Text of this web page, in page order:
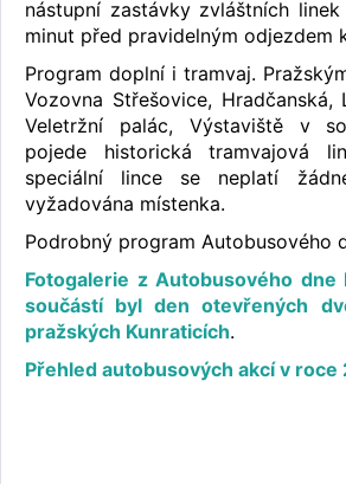
nástupní zastávky zvláštních
minut před pravidelným odjezdem
Program doplní i tramvaj.
Vozovna Střešovice, Hradčanská,
Veletržní palác, Výstaviště v
pojede historická tramvajová
speciální lince se neplatí
vyžadována místenka.
Podrobný program Autobusového
Fotogalerie z Autobusového dne
součástí byl den otevřených
pražských Kunraticích.
Přehled autobusových akcí v roce